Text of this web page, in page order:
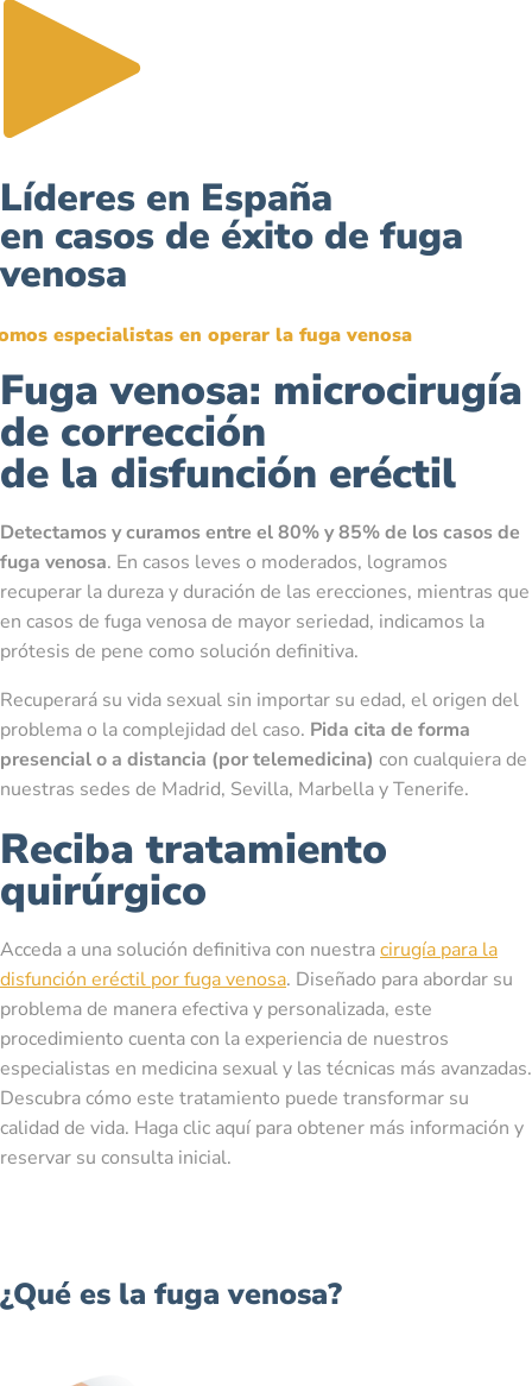
Líderes en España
en casos de éxito de fuga
venosa
especialistas en operar la fuga venosa
Fuga venosa: microcirugía
de corrección
de la disfunción eréctil
Detectamos y curamos entre el 80% y 85% de los casos de
fuga venosa. En casos leves o moderados, logramos
recuperar la dureza y duración de las erecciones, mientras que
en casos de fuga venosa de mayor seriedad, indicamos la
prótesis de pene como solución definitiva.
Recuperará su vida sexual sin importar su edad, el origen del
problema o la complejidad del caso. Pida cita de forma
presencial o a distancia (por telemedicina) con cualquiera de
nuestras sedes de Madrid, Sevilla, Marbella y Tenerife.
Reciba tratamiento
quirúrgico
Acceda a una solución definitiva con nuestracirugía para la
disfunción eréctil por fuga venosa. Diseñado para abordar su
problema de manera efectiva y personalizada, este
procedimiento cuenta con la experiencia de nuestros
especialistas en medicina sexual y las técnicas más avanzadas.
Descubra cómo este tratamiento puede transformar su
calidad de vida. Haga clic aquí para obtener más información y
reservar su consulta inicial.
¿Qué es la fuga venosa?